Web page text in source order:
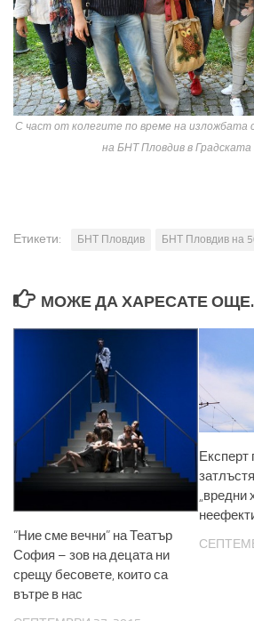
С част от колегите по време на изложбата
на БНТ Пловдив в Градската
Етикети: БНТ Пловдив БНТ Пловдив на
МОЖЕ ДА ХАРЕСАТЕ
“Ние сме вечни” на Театър
София – зов на децата ни
срещу бесовете, които са
вътре в нас
Експерт
„вредни